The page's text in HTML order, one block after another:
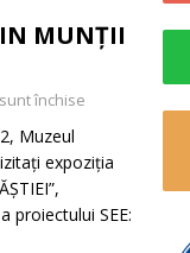
de Sus
MUNȚII
închise
Muzeul
expoziția
proiectului SEE: